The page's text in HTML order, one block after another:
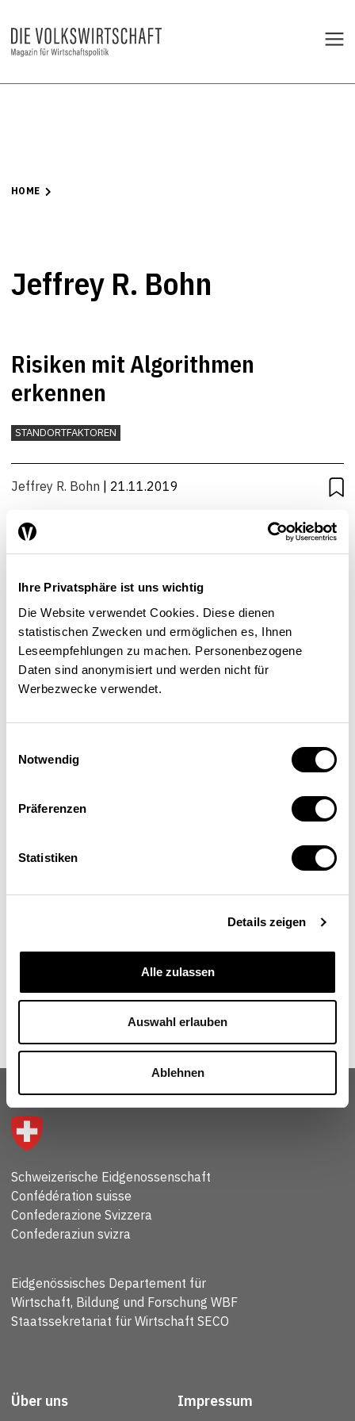
Ihre Privatsphäre ist uns wichtig
Die Website verwendet Cookies. Diese dienen
statistischen Zwecken und ermöglichen es, Ihnen
Leseempfehlungen zu machen. Personenbezogene
Daten sind anonymisiert und werden nicht für
Werbezwecke verwendet.
Notwendig
Präferenzen
Statistiken
Details zeigen
Alle zulassen
Auswahl erlauben
Ablehnen
HOME
Jeffrey R. Bohn
Risiken mit Algorithmen
erkennen
STANDORTFAKTOREN
Jeffrey R. Bohn | 21.11.2019
Chief Research & Innovation Officer, Swiss Re
Schweizerische Eidgenossenschaft
Confédération suisse
Confederazione Svizzera
Confederaziun svizra
Eidgenössisches Departement für
Wirtschaft, Bildung und Forschung WBF
Staatssekretariat für Wirtschaft SECO
Über uns
Impressum